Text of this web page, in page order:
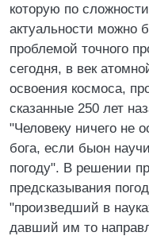
которую по
актуальности можно
проблемой точного
сегодня, в век
освоения космоса,
сказанные 250 лет
"Человеку ничего не
бога, если быон
погоду". В решении
предсказывания
"произведший в
давший им то